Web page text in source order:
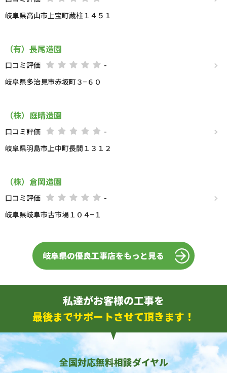
岐阜県高山市上宝町蔵柱１４５１
（有）長尾造園
口コミ評価
-
岐阜県多治見市赤坂町３−６０
（株）庭晴造園
口コミ評価
-
岐阜県羽島市上中町長間１３１２
（株）倉岡造園
口コミ評価
-
岐阜県岐阜市古市場１０４−１
岐阜県の優良工事店をもっと見る
私達がお客様の工事を
最後までサポートさせて頂きます！
全国対応無料相談ダイヤル